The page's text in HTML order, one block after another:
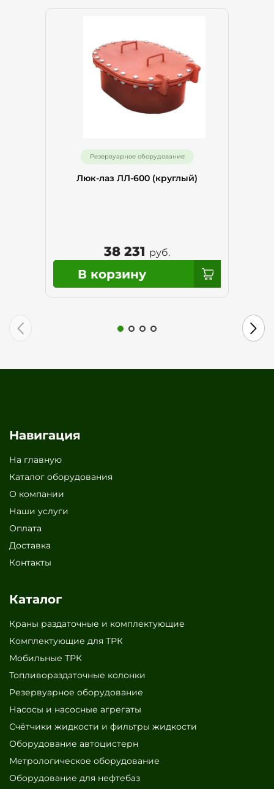
Резервуарное оборудование
Люк-лаз ЛЛ-600 (круглый)
38 231 руб.
Навигация
На главную
Каталог оборудования
О компании
Наши услуги
Оплата
Доставка
Контакты
Каталог
Краны раздаточные и комплектующие
Комплектующие для ТРК
Мобильные ТРК
Топливораздаточные колонки
Резервуарное оборудование
Насосы и насосные агрегаты
Счётчики жидкости и фильтры жидкости
Оборудование автоцистерн
Метрологическое оборудование
Оборудование для нефтебаз